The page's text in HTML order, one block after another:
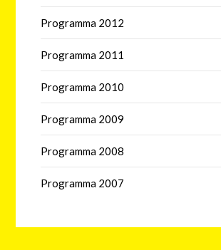
Programma 2012
Programma 2011
Programma 2010
Programma 2009
Programma 2008
Programma 2007